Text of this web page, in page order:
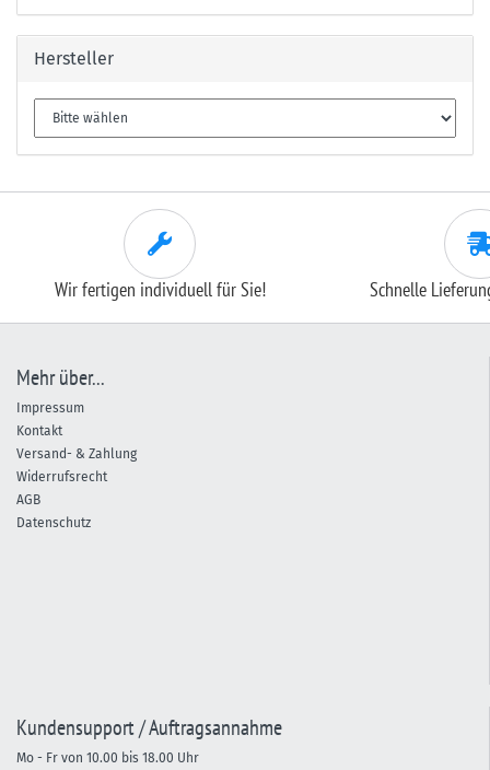
Hersteller
Wir fertigen individuell für Sie! Schnelle
Mehr über...
Impressum
Kontakt
Versand- & Zahlung
Widerrufsrecht
AGB
Datenschutz
Kundensupport / Auftragsannahme
Mo - Fr von 10.00 bis 18.00 Uhr